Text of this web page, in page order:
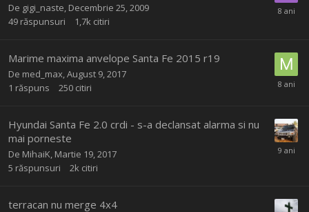
De gigi_naste Decembrie 25, 2009
49 răspunsuri 1,7k citiri
Marime maxima anvelope Santa Fe 2015 r19
De med_max August 9, 2017
1 răspuns 250 citiri
Hyundai Santa Fe 2.0 crdi - s-a declansat alarma si nu
mai porneste
De MihaiK Martie 19, 2017
5 răspunsuri 2k citiri
terracan nu merge 4x4